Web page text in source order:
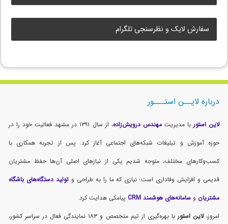
سفارش لایک و نظرسنجی تلگرام